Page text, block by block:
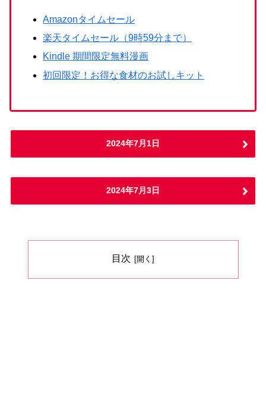
Amazonタイムセール
楽天タイムセール（9時59分まで）
Kindle 期間限定無料漫画
初回限定！お得な食材のお試しキット
2024年7月1日
2024年7月3日
目次